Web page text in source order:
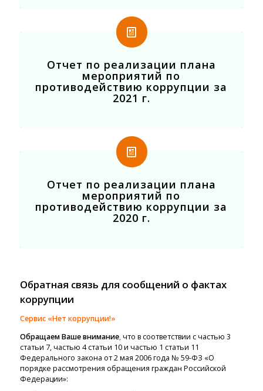
Отчет по реализации плана
мероприятий по
противодействию коррупции за
2021 г.
Отчет по реализации плана
мероприятий по
противодействию коррупции за
2020 г.
Обратная связь для сообщений о фактах
коррупции
Сервис «Нет коррупции!»
Обращаем Ваше внимание,что в соответствии с частью 3
статьи 7, частью 4 статьи 10 и частью 1 статьи 11
Федерального закона от 2 мая 2006 года № 59-ФЗ «О
порядке рассмотрения обращения граждан Российской
Федерации»: